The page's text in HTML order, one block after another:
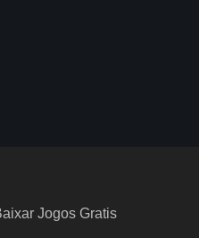
Jogos Gratis